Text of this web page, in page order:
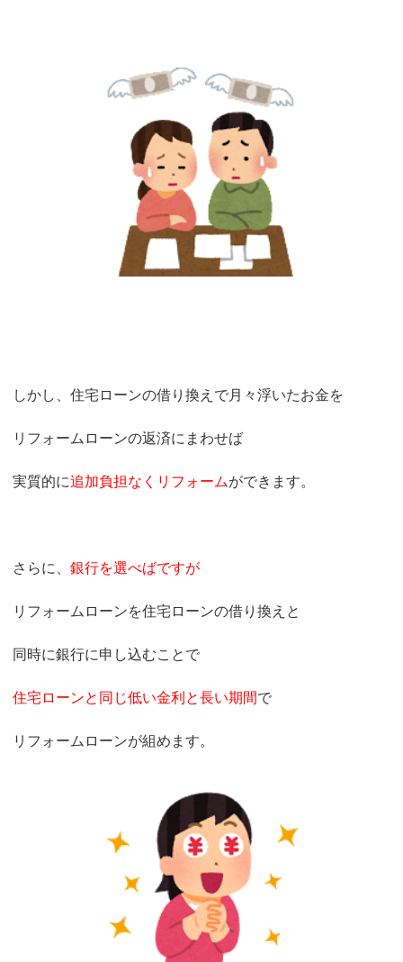
しかし、住宅ローンの借り換えで月々浮いたお金を
リフォームローンの返済にまわせば
実質的に追加負担なくリフォームができます。
さらに、銀行を選べばですが
リフォームローンを住宅ローンの借り換えと
同時に銀行に申し込むことで
住宅ローンと同じ低い金利と長い期間で
リフォームローンが組めます。